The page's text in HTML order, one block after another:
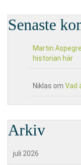
Senaste
Martin
historian här
Niklas om Vad
Arkiv
juli 2026